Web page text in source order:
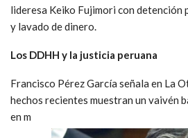
lideresa Keiko Fujimori con detención
y lavado de dinero.
Los DDHH y la justicia peruana
Francisco Pérez García señala en La
hechos recientes muestran un vaivén
en m